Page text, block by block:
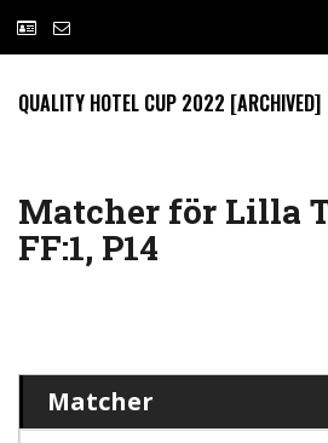
QUALITY HOTEL CUP 2022 [ARCHIVED]
Matcher för Lilla
FF:1, P14
Matcher